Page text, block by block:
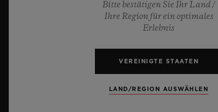
NEWSLETTER
KUNDENDIENST
Bitte bestätigen Sie Ihr Land /
Ihre Region für ein optimales
Erlebnis
VEREINIGTE STAATEN
LAND/REGION AUSWÄHLEN